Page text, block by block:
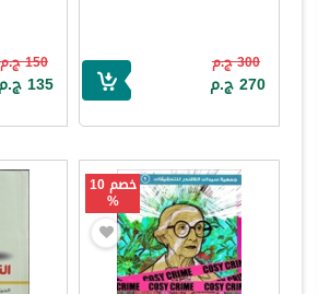
300 ج.م
270 ج.م
150 ج.م
135 ج.م
خصم 10
%